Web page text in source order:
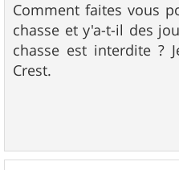
Comment faites vous
chasse et y'a-t-il des
chasse est interdite ?
Crest.